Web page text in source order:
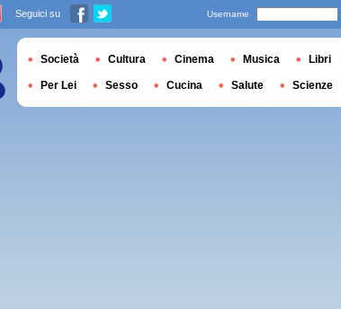
Seguici su Username
Società Cultura Cinema Musica Libri
Per Lei Sesso Cucina Salute Scienze